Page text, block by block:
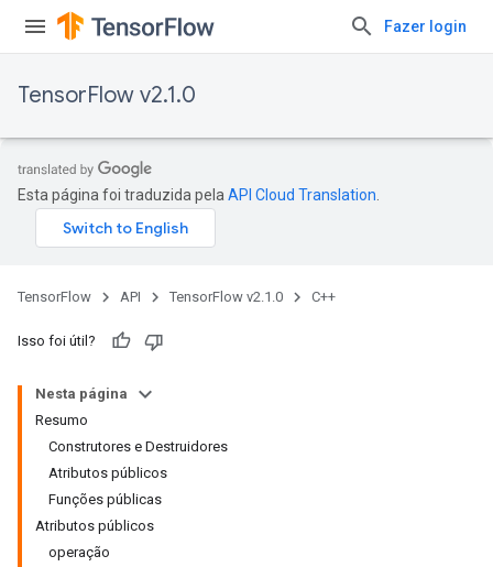
Fazer login
TensorFlow v2.1.0
Esta página foi traduzida pela API Cloud Translation
TensorFlow API TensorFlow v2.1.0 C++
Isso foi útil?
Nesta página
Resumo
Construtores e Destruidores
Atributos públicos
Funções públicas
Atributos públicos
operação